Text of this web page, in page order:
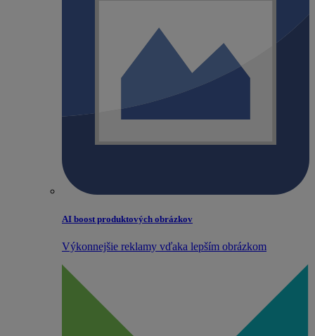
AI boost produktových obrázkov
Výkonnejšie reklamy vďaka lepším obrázkom